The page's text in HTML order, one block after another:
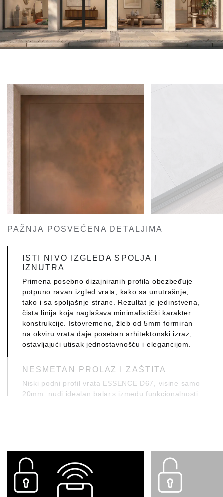
PAŽNJA POSVEĆENA DETALJIMA
ISTI NIVO IZGLEDA SPOLJA I
IZNUTRA
Primena posebno dizajniranih profila obezbeđuje
potpuno ravan izgled vrata, kako sa unutrašnje,
tako i sa spoljašnje strane. Rezultat je jedinstvena,
čista linija koja naglašava minimalistički karakter
konstrukcije. Istovremeno, žleb od 5mm formiran
na okviru vrata daje poseban arhitektonski izraz,
ostavljajući utisak jednostavnošću i elegancijom.
NESMETAN PROLAZ I ZAŠTITA
Niski podni profil vrata ESSENCE D67, visine samo
20mm, nudi idealan balans između funkcionalnosti
ZERO THRESHOLD SA
VETROBRANOM
Idealno rešenje za vrata koja spajaju
funkcionalnost, komfor i visoku estetiku.